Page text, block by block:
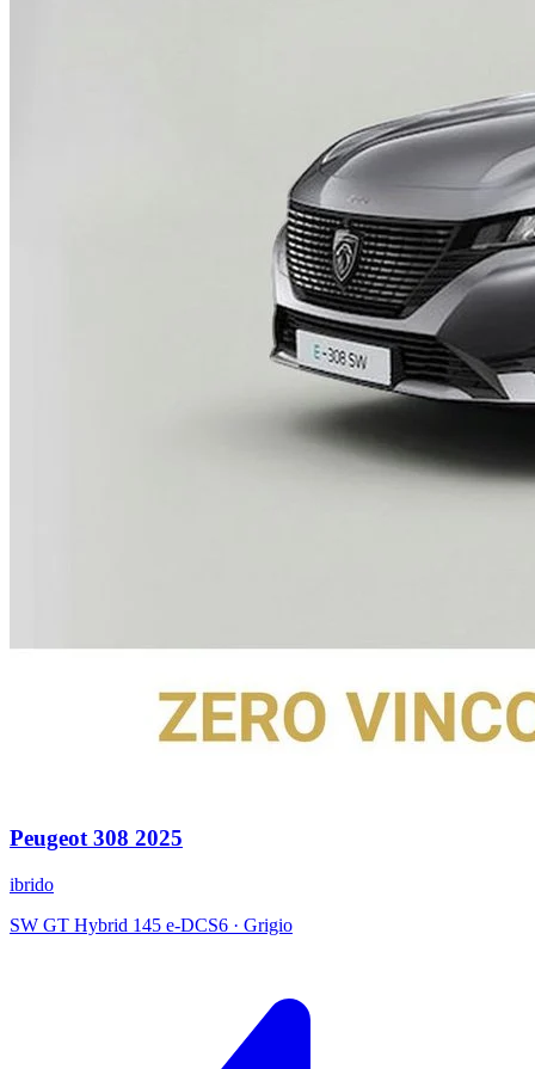
Peugeot 308 2025
ibrido
SW GT Hybrid 145 e-DCS6 · Grigio